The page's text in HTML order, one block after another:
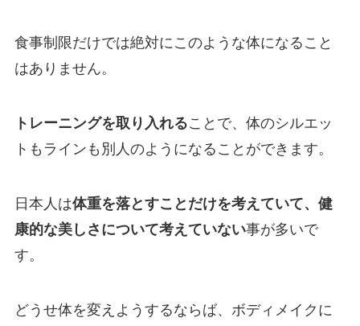
食事制限だけでは絶対にこのような体になること
はありません。
トレーニングを取り入れることで、体のシルエッ
トもラインも別人のようになることができます。
日本人は体重を落とすことだけを考えていて、健
康的な美しさについて考えていない事が多いで
す。
どうせ体を変えようするならば、ボディメイクに